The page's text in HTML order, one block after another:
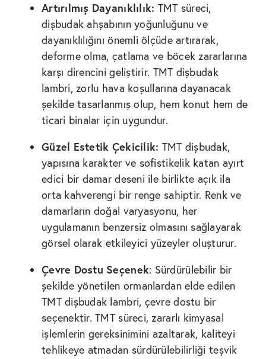
Artırılmış Dayanıklılık: TMT süreci,
dişbudak ahşabının yoğunluğunu ve
dayanıklılığını önemli ölçüde artırarak,
deforme olma, çatlama ve böcek zararlarına
karşı direncini geliştirir. TMT dişbudak
lambri, zorlu hava koşullarına dayanacak
şekilde tasarlanmış olup, hem konut hem de
ticari binalar için uygundur.
Güzel Estetik Çekicilik: TMT dişbudak,
yapısına karakter ve sofistikelik katan ayırt
edici bir damar deseni ile birlikte açık ila
orta kahverengi bir renge sahiptir. Renk ve
damarların doğal varyasyonu, her
uygulamanın benzersiz olmasını sağlayarak
görsel olarak etkileyici yüzeyler oluşturur.
Çevre Dostu Seçenek: Sürdürülebilir bir
şekilde yönetilen ormanlardan elde edilen
TMT dişbudak lambri, çevre dostu bir
seçenektir. TMT süreci, zararlı kimyasal
işlemlerin gereksinimini azaltarak, kaliteyi
tehlikeye atmadan sürdürülebilirliği teşvik